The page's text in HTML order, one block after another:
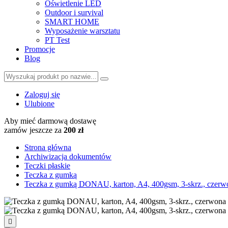
Oświetlenie LED
Outdoor i survival
SMART HOME
Wyposażenie warsztatu
PT Test
Promocje
Blog
Zaloguj się
Ulubione
Aby mieć darmową dostawę
zamów jeszcze za 200 zł
Strona główna
Archiwizacja dokumentów
Teczki płaskie
Teczka z gumką
Teczka z gumką DONAU, karton, A4, 400gsm, 3-skrz.,
